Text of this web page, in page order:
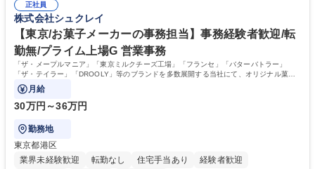
でも質問・相談できる環境が整っているため、安心して成長できます。 募
集職種 【森ビルG】人事・総務◆賞与5ヶ月◆年休120日◆残業少なめ◆
リモート可
務に挑戦できるため、自身の成長と組織への貢献度をダイレクトに実感で
きます。 残業少なめ、週1日リモート可など、ワークライフバランスを保
ち長期活躍できる環境です。 「これまでの幅広い経験を活かし、長期的な
キャリアを築きたい」という前向きな意欲と挑戦を全力で応援します。 学
歴・資格 学歴：大学院 大学 高専 短大 専修学校 高校 語学力： 資格：日商
簿記検定1級 日商簿記検定2級 日商簿記検定3級
正社員
株式会社シュクレイ
【東京/お菓子メーカーの事務担当】事務経験者歓迎/転
勤無/プライム上場G 営業事務
「ザ・メープルマニア」「東京ミルクチーズ工場」「フランセ」「バターバトラー」
「ザ・テイラー」「DROOLY」等のブランドを多数展開する当社にて、オリジナル菓子
ブランド商品の事務業務をお任せいたします。
月給
30万円～36万円
勤務地
東京都港区
業界未経験歓迎
転勤なし 住宅手当あり
経験者歓迎